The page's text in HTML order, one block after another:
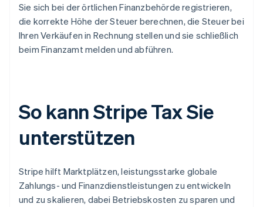
Sie sich bei der örtlichen Finanzbehörde registrieren,
die korrekte Höhe der Steuer berechnen, die Steuer bei
Ihren Verkäufen in Rechnung stellen und sie schließlich
beim Finanzamt melden und abführen.
So kann Stripe Tax Sie
unterstützen
Stripe hilft Marktplätzen, leistungsstarke globale
Zahlungs- und Finanzdienstleistungen zu entwickeln
und zu skalieren, dabei Betriebskosten zu sparen und